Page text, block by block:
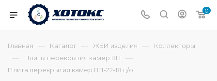
0
Главная — Каталог — ЖБИ изделия — Коллекторы
— Плиты перекрытия камер ВП —
Плита перекрытия камер ВП-22-18 ц/о